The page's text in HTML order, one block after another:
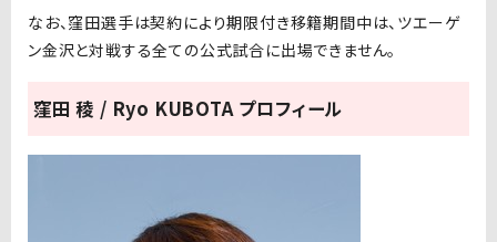
なお、窪田選手は契約により期限付き移籍期間中は、ツエーゲ
ン金沢と対戦する全ての公式試合に出場できません。
窪田 稜 / Ryo KUBOTA プロフィール